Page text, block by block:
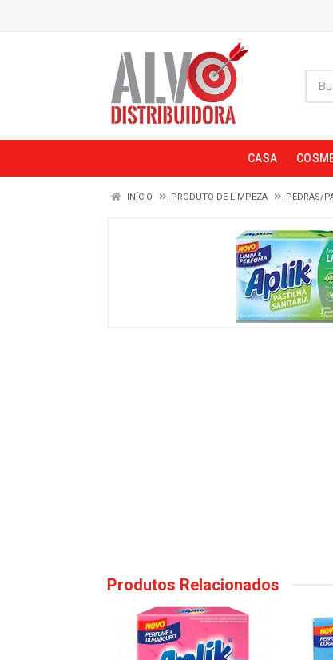
CASA
INÍCIO PRODUTO DE LIMPEZA PEDRAS/
Produtos Relacionados